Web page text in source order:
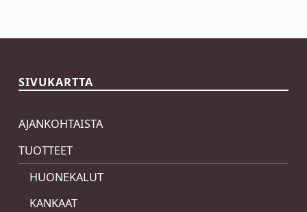
SIVUKARTTA
AJANKOHTAISTA
TUOTTEET
HUONEKALUT
KANKAAT